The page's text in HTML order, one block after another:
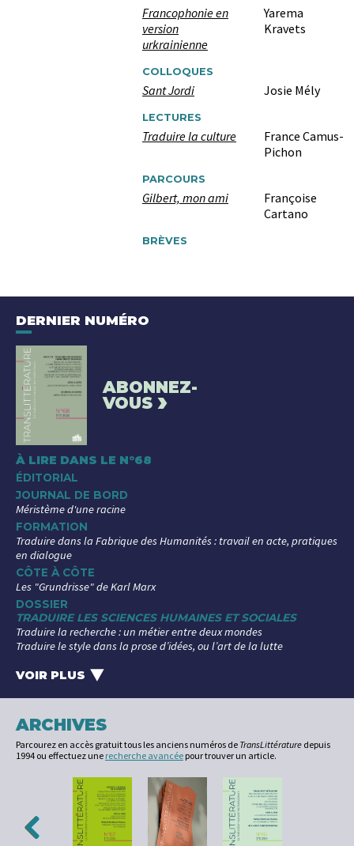
Francophonie en
version
urkrainienne
Yarema
Kravets
COLLOQUES
Sant Jordi Josie Mély
LECTURES
Traduire la culture
France Camus-
Pichon
PARCOURS
Gilbert, mon ami
Françoise
Cartano
BRÈVES
DERNIER NUMÉRO
ABONNEZ-
VOUS ›
À LIRE DANS LE N°68
ÉDITORIAL
JOURNAL DE BORD
Méristème d'une racine
FORMATION
Traduire dans la Fabrique des Humanités : travail en acte, pratiques
en dialogue
CÔTE À CÔTE
Les "Grundrisse" de Karl Marx
DOSSIER
TRADUIRE LES SCIENCES HUMAINES ET SOCIALES
Traduire la recherche : un métier entre deux mondes
Traduire le style dans la prose d’idées, ou l’art de la lutte
renouveau
Bloch
Les traductions coréennes de « queer » : un concept importé ?
Un cas d’école ? Politiques de la traduction automatique en sciences
humaines et sociales
En français au pluriel
Les sciences humaines et sociales dans "l'Histoire des traductions en
langue française"
Ce que les langues font aux idées
LECTURES
RECENSION
VOIR PLUS‣
ARCHIVES
Parcourez en accès gratuit tous les anciens numéros de TransLittérature depuis
1994 ou effectuez une recherche avancée pour trouver un article.